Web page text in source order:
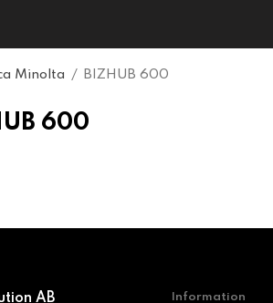
Minolta / BIZHUB 600
600
AB
Information